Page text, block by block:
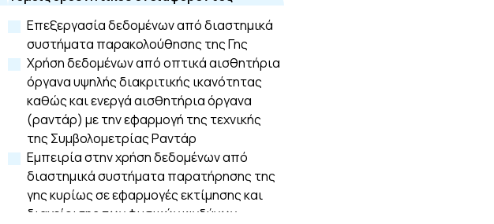
Επεξεργασία δεδομένων από διαστημικά
συστήματα παρακολούθησης της Γης
Χρήση δεδομένων από οπτικά αισθητήρια
όργανα υψηλής διακριτικής ικανότητας
καθώς και ενεργά αισθητήρια όργανα
(ραντάρ) με την εφαρμογή της τεχνικής
της Συμβολομετρίας Ραντάρ
Εμπειρία στην χρήση δεδομένων από
διαστημικά συστήματα παρατήρησης της
γης κυρίως σε εφαρμογές εκτίμησης και
διαχείρισης των φυσικών κινδύνων